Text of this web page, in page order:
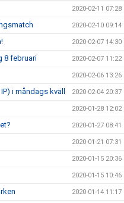
2020-02-11 07:28
2020-02-10 09:14
2020-02-07 14:30
8 februari 2020-02-07 11:22
2020-02-06 13:26
i måndags kväll 2020-02-04 20:37
2020-01-28 12:02
2020-01-27 08:41
2020-01-21 07:31
2020-01-15 20:36
2020-01-15 10:46
2020-01-14 11:17